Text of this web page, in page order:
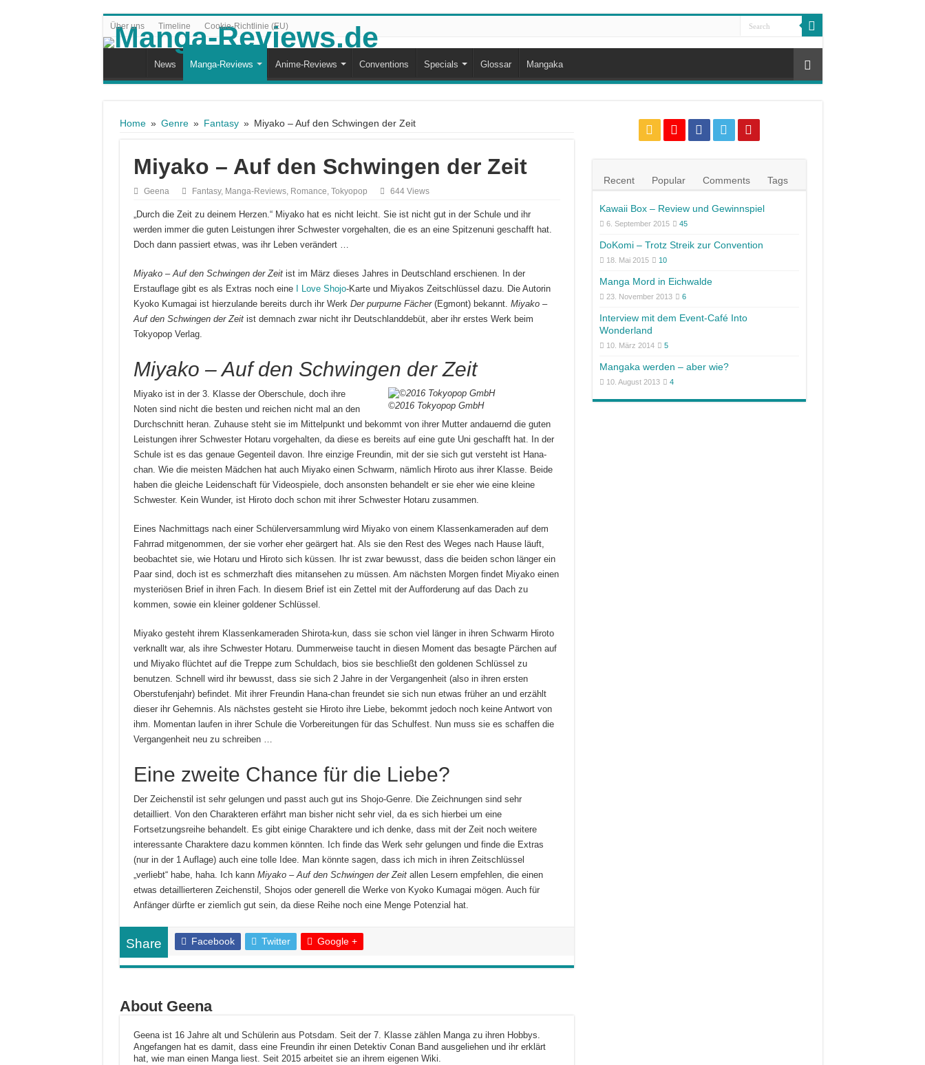
Über uns Timeline Cookie-Richtlinie (EU)
News Manga-Reviews Anime-Reviews Conventions Specials Glossar Mangaka
Home » Genre » Fantasy » Miyako – Auf den Schwingen der Zeit
Miyako – Auf den Schwingen der Zeit
Geena Fantasy, Manga-Reviews, Romance, Tokyopop 644 Views
„Durch die Zeit zu deinem Herzen.“ Miyako hat es nicht leicht. Sie ist nicht gut in der Schule und ihr
werden immer die guten Leistungen ihrer Schwester vorgehalten, die es an eine Spitzenuni geschafft hat.
Doch dann passiert etwas, was ihr Leben verändert …
Miyako – Auf den Schwingen der Zeitist im März dieses Jahres in Deutschland erschienen. In der
Erstauflage gibt es als Extras noch eine
I Love Shojo-Karte und Miyakos Zeitschlüssel dazu. Die Autorin
Kyoko Kumagai ist hierzulande bereits durch ihr Werk Der purpurne Fächer(Egmont) bekannt. Miyako –
Auf den Schwingen der Zeitist demnach zwar nicht ihr Deutschlanddebüt, aber ihr erstes Werk beim
Tokyopop Verlag.
Miyako – Auf den Schwingen der Zeit
©2016 Tokyopop GmbH
Miyako ist in der 3. Klasse der Oberschule, doch ihre
Noten sind nicht die besten und reichen nicht mal an den
Durchschnitt heran. Zuhause steht sie im Mittelpunkt und bekommt von ihrer Mutter andauernd die guten
Leistungen ihrer Schwester Hotaru vorgehalten, da diese es bereits auf eine gute Uni geschafft hat. In der
Schule ist es das genaue Gegenteil davon. Ihre einzige Freundin, mit der sie sich gut versteht ist Hana-
chan. Wie die meisten Mädchen hat auch Miyako einen Schwarm, nämlich Hiroto aus ihrer Klasse. Beide
haben die gleiche Leidenschaft für Videospiele, doch ansonsten behandelt er sie eher wie eine kleine
Schwester. Kein Wunder, ist Hiroto doch schon mit ihrer Schwester Hotaru zusammen.
Eines Nachmittags nach einer Schülerversammlung wird Miyako von einem Klassenkameraden auf dem
Fahrrad mitgenommen, der sie vorher eher geärgert hat. Als sie den Rest des Weges nach Hause läuft,
beobachtet sie, wie Hotaru und Hiroto sich küssen. Ihr ist zwar bewusst, dass die beiden schon länger ein
Paar sind, doch ist es schmerzhaft dies mitansehen zu müssen. Am nächsten Morgen findet Miyako einen
mysteriösen Brief in ihren Fach. In diesem Brief ist ein Zettel mit der Aufforderung auf das Dach zu
kommen, sowie ein kleiner goldener Schlüssel.
Miyako gesteht ihrem Klassenkameraden Shirota-kun, dass sie schon viel länger in ihren Schwarm Hiroto
verknallt war, als ihre Schwester Hotaru. Dummerweise taucht in diesen Moment das besagte Pärchen auf
und Miyako flüchtet auf die Treppe zum Schuldach, bios sie beschließt den goldenen Schlüssel zu
benutzen. Schnell wird ihr bewusst, dass sie sich 2 Jahre in der Vergangenheit (also in ihren ersten
Oberstufenjahr) befindet. Mit ihrer Freundin Hana-chan freundet sie sich nun etwas früher an und erzählt
dieser ihr Gehemnis. Als nächstes gesteht sie Hiroto ihre Liebe, bekommt jedoch noch keine Antwort von
ihm. Momentan laufen in ihrer Schule die Vorbereitungen für das Schulfest. Nun muss sie es schaffen die
Vergangenheit neu zu schreiben …
Eine zweite Chance für die Liebe?
Der Zeichenstil ist sehr gelungen und passt auch gut ins Shojo-Genre. Die Zeichnungen sind sehr
detailliert. Von den Charakteren erfährt man bisher nicht sehr viel, da es sich hierbei um eine
Fortsetzungsreihe behandelt. Es gibt einige Charaktere und ich denke, dass mit der Zeit noch weitere
interessante Charaktere dazu kommen könnten. Ich finde das Werk sehr gelungen und finde die Extras
(nur in der 1 Auflage) auch eine tolle Idee. Man könnte sagen, dass ich mich in ihren Zeitschlüssel
„verliebt“ habe, haha. Ich kann Miyako – Auf den Schwingen der Zeitallen Lesern empfehlen, die einen
etwas detaillierteren Zeichenstil, Shojos oder generell die Werke von Kyoko Kumagai mögen. Auch für
Anfänger dürfte er ziemlich gut sein, da diese Reihe noch eine Menge Potenzial hat.
Share Facebook Twitter Google +
About Geena
Geena ist 16 Jahre alt und Schülerin aus Potsdam. Seit der 7. Klasse zählen Manga zu ihren Hobbys.
Angefangen hat es damit, dass eine Freundin ihr einen Detektiv Conan Band ausgeliehen und ihr erklärt
hat, wie man einen Manga liest. Seit 2015 arbeitet sie an ihrem eigenen Wiki.
Recent Popular Comments Tags
Kawaii Box – Review und Gewinnspiel
6. September 2015 45
DoKomi – Trotz Streik zur Convention
18. Mai 2015 10
Manga Mord in Eichwalde
23. November 2013 6
Interview mit dem Event-Café Into
Wonderland
10. März 2014 5
Mangaka werden – aber wie?
10. August 2013 4